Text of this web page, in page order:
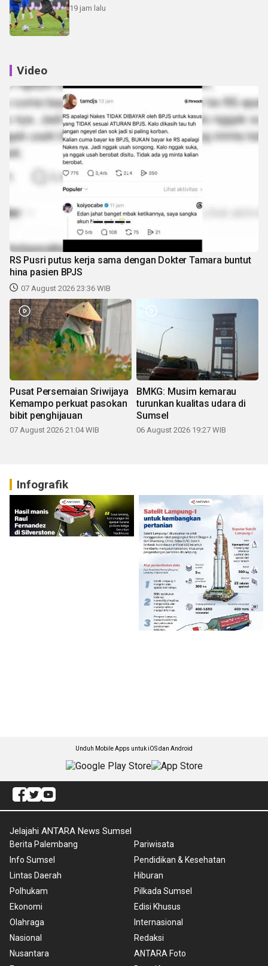
19 jam lalu
Video
RS Pusri putus kerja sama dengan Dokter Tamara buntut
hina pasien BPJS
07 August 2026 23:36 WIB
Pusat Persemaian Sriwijaya
Kemampo perkuat pasokan
bibit penghijauan
07 August 2026 21:04 WIB
BMKG: Musim kemarau
turunkan kualitas udara di
Sumsel
06 August 2026 19:27 WIB
Infografik
Unduh Mobile Apps untuk iOS dan Android
Jelajahi ANTARA News Sumsel
Berita Palembang
Info Sumsel
Lintas Daerah
Polhukam
Ekonomi
Olahraga
Nasional
Nusantara
Pariwisata
Pendidikan & Kesehatan
Hiburan
Pilkada Sumsel
Edisi Khusus
Internasional
Redaksi
ANTARA Foto